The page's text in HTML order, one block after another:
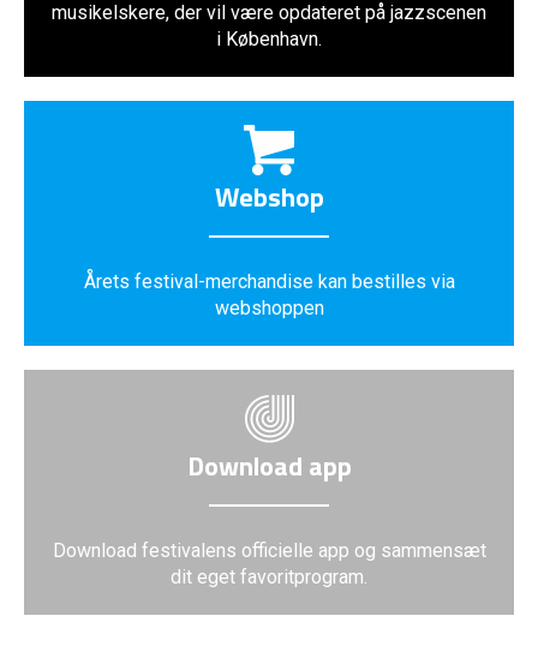
musikelskere, der vil være opdateret på jazzscenen
i København.
Webshop
Årets festival-merchandise kan bestilles via
webshoppen
Download app
Download festivalens officielle app og sammensæt
dit eget favoritprogram.